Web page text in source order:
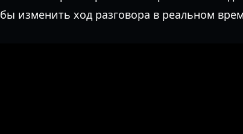
изменить ход разговора в реальном